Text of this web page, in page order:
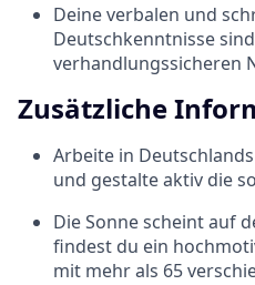
Deine verbalen und
Deutschkenntnisse
verhandlungssicheren
Zusätzliche
Arbeite in
und gestalte aktiv die
Die Sonne scheint auf
findest du ein
mit mehr als 65